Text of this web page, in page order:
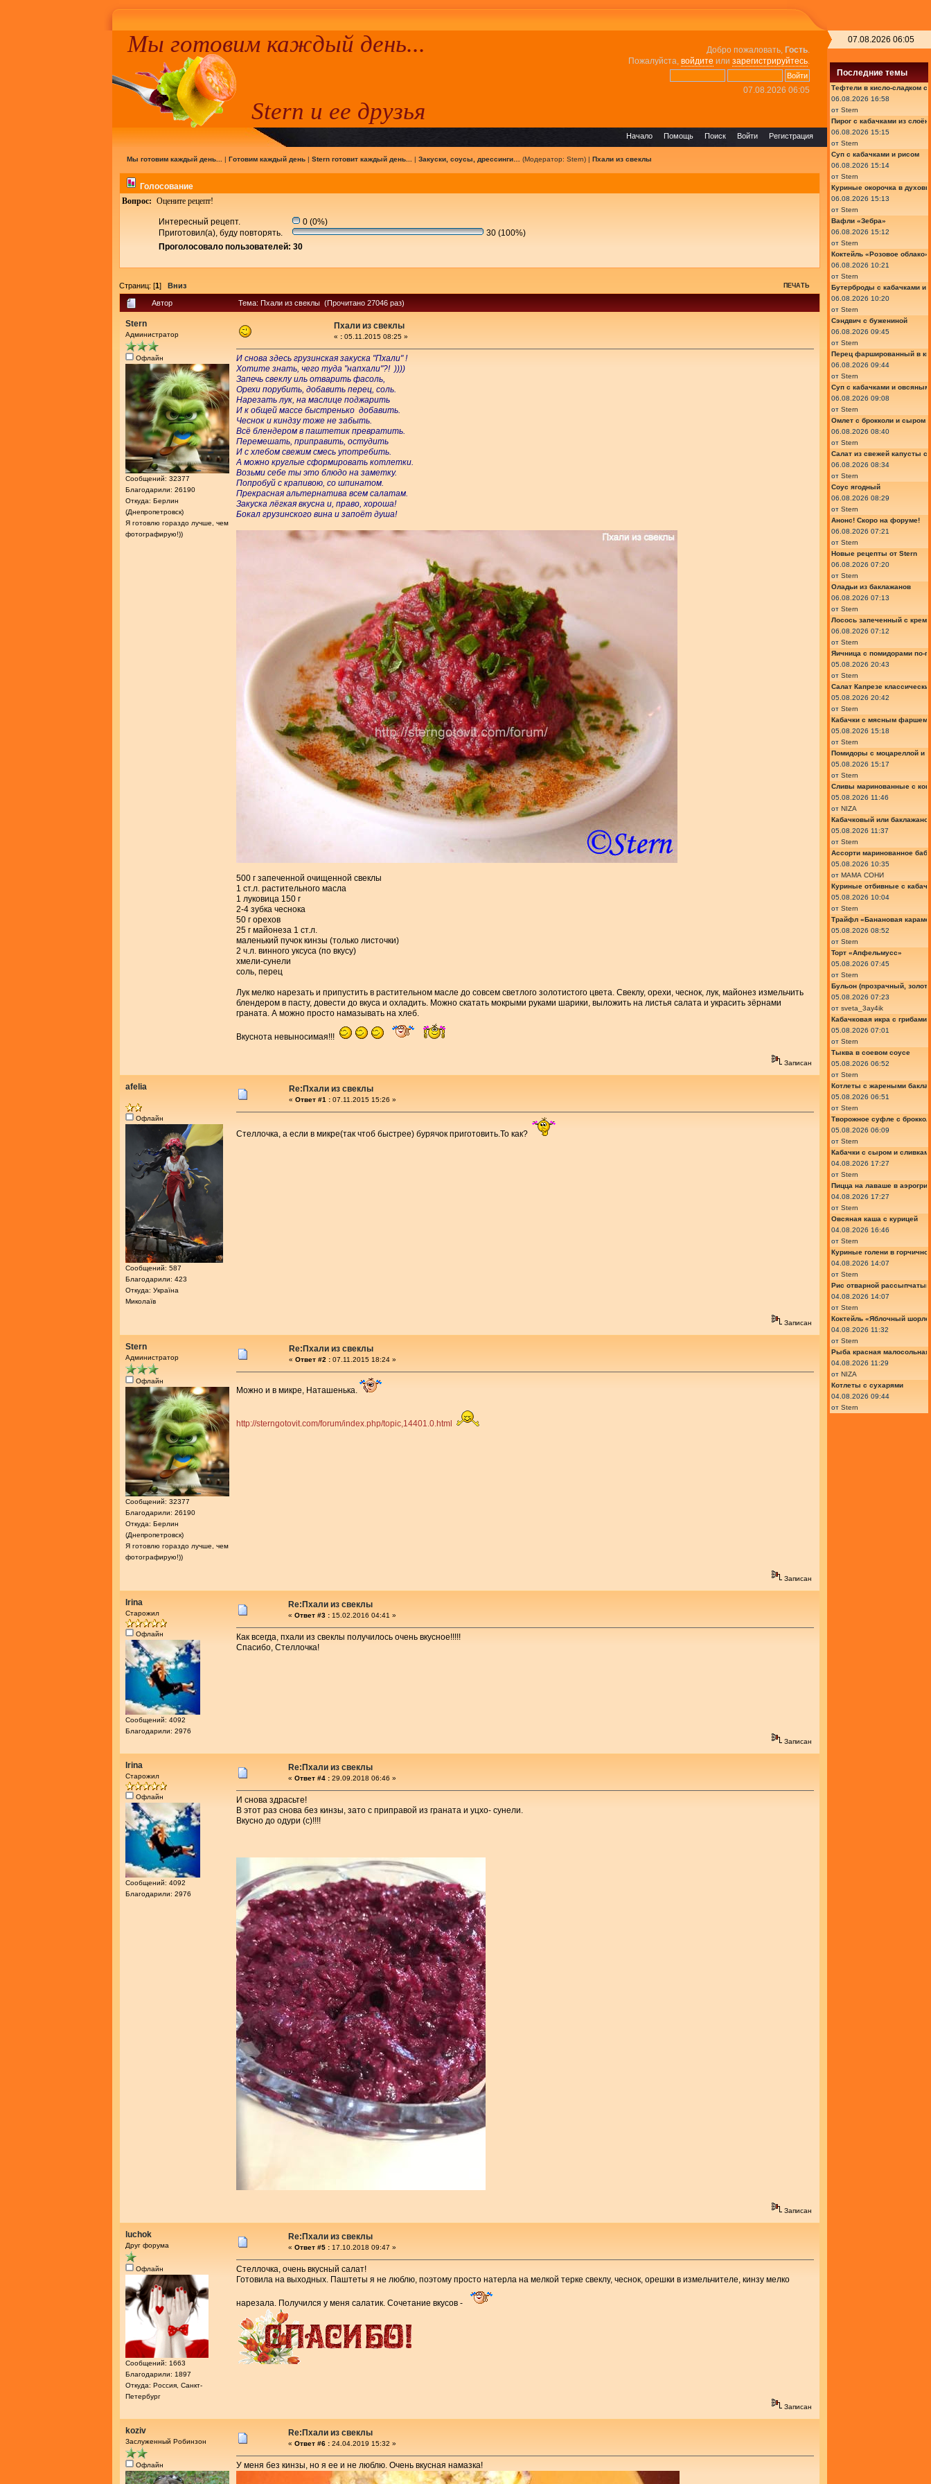
Добро пожаловать, Гость.
Пожалуйста, войдите или зарегистрируйтесь.
07.08.2026 06:05
Мы готовим каждый день...
Stern и ее друзья
Регистрация
Войти
Поиск
Помощь
Начало
Мы готовим каждый день... | Готовим каждый день| Stern готовит каждый день... | Закуски, соусы, дрессинги… (Модератор: Stern) | Пхали из свеклы
Голосование
Вопрос: Оцените рецепт!
Интересный рецепт.
0 (0%)
Приготовил(а), буду повторять.
30 (100%)
Проголосовало пользователей: 30
Страниц: [1] Вниз ПЕЧАТЬ
Автор Тема: Пхали из свеклы (Прочитано 27046 раз)
Stern
Администратор
Офлайн
Сообщений: 32377
Благодарили: 26190
Откуда: Берлин
(Днепропетровск)
Я готовлю гораздо лучше, чем
фотографирую!))
Пхали из свеклы
« : 05.11.2015 08:25 »
И снова здесь грузинская закуска "Пхали" !
Хотите знать, чего туда "напхали"?! ))))
Запечь свеклу иль отварить фасоль,
Орехи порубить, добавить перец, соль.
Нарезать лук, на маслице поджарить
И к общей массе быстренько добавить.
Чеснок и киндзу тоже не забыть.
Всё блендером в паштетик превратить.
Перемешать, приправить, остудить
И с хлебом свежим смесь употребить.
А можно круглые сформировать котлетки.
Возьми себе ты это блюдо на заметку.
Попробуй с крапивою, со шпинатом.
Прекрасная альтернатива всем салатам.
Закуска лёгкая вкусна и, право, хороша!
Бокал грузинского вина и запоёт душа!
500 г запеченной очищенной свеклы
1 ст.л. растительного масла
1 луковица 150 г
2-4 зубка чеснока
50 г орехов
25 г майонеза 1 ст.л.
маленький пучок кинзы (только листочки)
2 ч.л. винного уксуса (по вкусу)
хмели-сунели
соль, перец
Лук мелко нарезать и припустить в растительном масле до совсем светлого золотистого цвета. Свеклу, орехи, чеснок, лук, майонез измельчить
блендером в пасту, довести до вкуса и охладить. Можно скатать мокрыми руками шарики, выложить на листья салата и украсить зёрнами
граната. А можно просто намазывать на хлеб.
Вкуснота невыносимая!!!
Записан
afelia
Офлайн
Сообщений: 587
Благодарили: 423
Откуда: Україна
Миколаїв
Re:Пхали из свеклы
« Ответ #1 : 07.11.2015 15:26 »
Стеллочка, а если в микре(так чтоб быстрее) бурячок приготовить.То как?
Записан
Stern
Администратор
Офлайн
Сообщений: 32377
Благодарили: 26190
Откуда: Берлин
(Днепропетровск)
Я готовлю гораздо лучше, чем
фотографирую!))
Re:Пхали из свеклы
« Ответ #2 : 07.11.2015 18:24 »
Можно и в микре, Наташенька.
http://sterngotovit.com/forum/index.php/topic,14401.0.html
Записан
Irina
Старожил
Офлайн
Сообщений: 4092
Благодарили: 2976
Re:Пхали из свеклы
« Ответ #3 : 15.02.2016 04:41 »
Как всегда, пхали из свеклы получилось очень вкусное!!!!!
Спасибо, Стеллочка!
Записан
Irina
Старожил
Офлайн
Сообщений: 4092
Благодарили: 2976
Re:Пхали из свеклы
« Ответ #4 : 29.09.2018 06:46 »
И снова здрасьте!
В этот раз снова без кинзы, зато с приправой из граната и уцхо- сунели.
Вкусно до одури (с)!!!!
Записан
luchok
Друг форума
Офлайн
Сообщений: 1663
Благодарили: 1897
Откуда: Россия, Санкт-
Петербург
Re:Пхали из свеклы
« Ответ #5 : 17.10.2018 09:47 »
Стеллочка, очень вкусный салат!
Готовила на выходных. Паштеты я не люблю, поэтому просто натерла на мелкой терке свеклу, чеснок, орешки в измельчителе, кинзу мелко
нарезала. Получился у меня салатик. Сочетание вкусов -
Записан
koziv
Заслуженный Робинзон
Офлайн
Re:Пхали из свеклы
« Ответ #6 : 24.04.2019 15:32 »
У меня без кинзы, но я ее и не люблю. Очень вкусная намазка!
07.08.2026 06:05
Последние темы
Тефтели в кисло-сладком
06.08.2026 16:58
от Stern
Пирог с кабачками из
06.08.2026 15:15
от Stern
Суп с кабачками и рисом
06.08.2026 15:14
от Stern
Куриные окорочка в
06.08.2026 15:13
от Stern
Вафли «Зебра»
06.08.2026 15:12
от Stern
Коктейль «Розовое
06.08.2026 10:21
от Stern
Бутерброды с кабачками и
06.08.2026 10:20
от Stern
Сэндвич с бужениной
06.08.2026 09:45
от Stern
Перец фаршированный в
06.08.2026 09:44
от Stern
Суп с кабачками и
06.08.2026 09:08
от Stern
Омлет с брокколи и сыром
06.08.2026 08:40
от Stern
Салат из свежей капусты
06.08.2026 08:34
от Stern
Соус ягодный
06.08.2026 08:29
от Stern
Анонс! Скоро на форуме!
06.08.2026 07:21
от Stern
Новые рецепты от Stern
06.08.2026 07:20
от Stern
Оладьи из баклажанов
06.08.2026 07:13
от Stern
Лосось запеченный с
06.08.2026 07:12
от Stern
Яичница с помидорами по-
05.08.2026 20:43
от Stern
Салат Капрезе
05.08.2026 20:42
от Stern
Кабачки с мясным фаршем
05.08.2026 15:18
от Stern
Помидоры с моцареллой и
05.08.2026 15:17
от Stern
Сливы маринованные с
05.08.2026 11:46
от NIZA
Кабачковый или
05.08.2026 11:37
от Stern
Ассорти маринованное
05.08.2026 10:35
от МАМА СОНИ
Куриные отбивные с
05.08.2026 10:04
от Stern
Трайфл «Банановая
05.08.2026 08:52
от Stern
Торт «Апфельмусс»
05.08.2026 07:45
от Stern
Бульон (прозрачный,
05.08.2026 07:23
от sveta_3ay4ik
Кабачковая икра с грибами
05.08.2026 07:01
от Stern
Тыква в соевом соусе
05.08.2026 06:52
от Stern
Котлеты с жареными
05.08.2026 06:51
от Stern
Творожное суфле с
05.08.2026 06:09
от Stern
Кабачки с сыром и
04.08.2026 17:27
от Stern
Пицца на лаваше в
04.08.2026 17:27
от Stern
Овсяная каша с курицей
04.08.2026 16:46
от Stern
Куриные голени в
04.08.2026 14:07
от Stern
Рис отварной рассыпчатый
04.08.2026 14:07
от Stern
Коктейль «Яблочный
04.08.2026 11:32
от Stern
Рыба красная малосольная
04.08.2026 11:29
от NIZA
Котлеты с сухарями
04.08.2026 09:44
от Stern